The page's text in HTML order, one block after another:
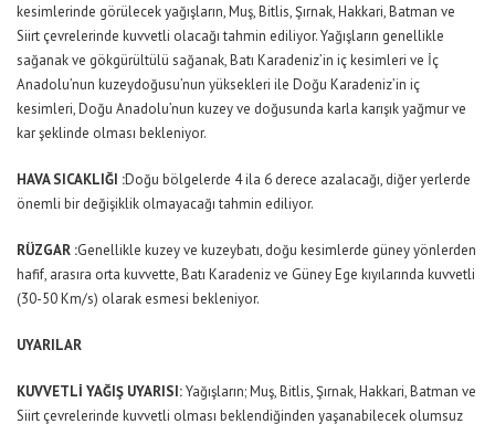
kesimlerinde görülecek yağışların, Muş, Bitlis, Şırnak, Hakkari, Batman ve
Siirt çevrelerinde kuvvetli olacağı tahmin ediliyor. Yağışların genellikle
sağanak ve gökgürültülü sağanak, Batı Karadeniz’in iç kesimleri ve İç
Anadolu’nun kuzeydoğusu’nun yüksekleri ile Doğu Karadeniz’in iç
kesimleri, Doğu Anadolu’nun kuzey ve doğusunda karla karışık yağmur ve
kar şeklinde olması bekleniyor.
HAVA SICAKLIĞI :Doğu bölgelerde 4 ila 6 derece azalacağı, diğer yerlerde
önemli bir değişiklik olmayacağı tahmin ediliyor.
RÜZGAR :Genellikle kuzey ve kuzeybatı, doğu kesimlerde güney yönlerden
hafif, arasıra orta kuvvette, Batı Karadeniz ve Güney Ege kıyılarında kuvvetli
(30-50 Km/s) olarak esmesi bekleniyor.
UYARILAR
KUVVETLİ YAĞIŞ UYARISI:Yağışların; Muş, Bitlis, Şırnak, Hakkari, Batman ve
Siirt çevrelerinde kuvvetli olması beklendiğinden yaşanabilecek olumsuz